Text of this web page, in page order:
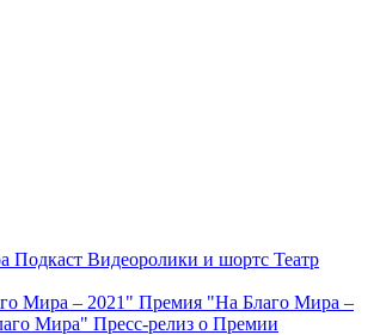
Подкаст Видеоролики и шортс Театр
Мира – 2021" Премия "На Благо Мира –
Мира" Пресс-релиз о Премии